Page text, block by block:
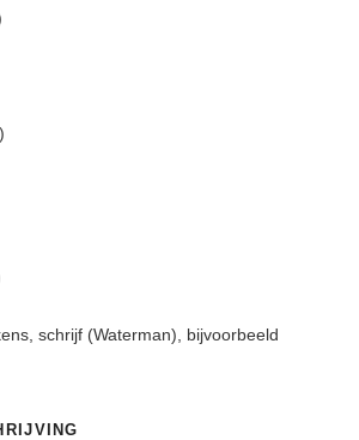
schrijf (Waterman), bijvoorbeeld